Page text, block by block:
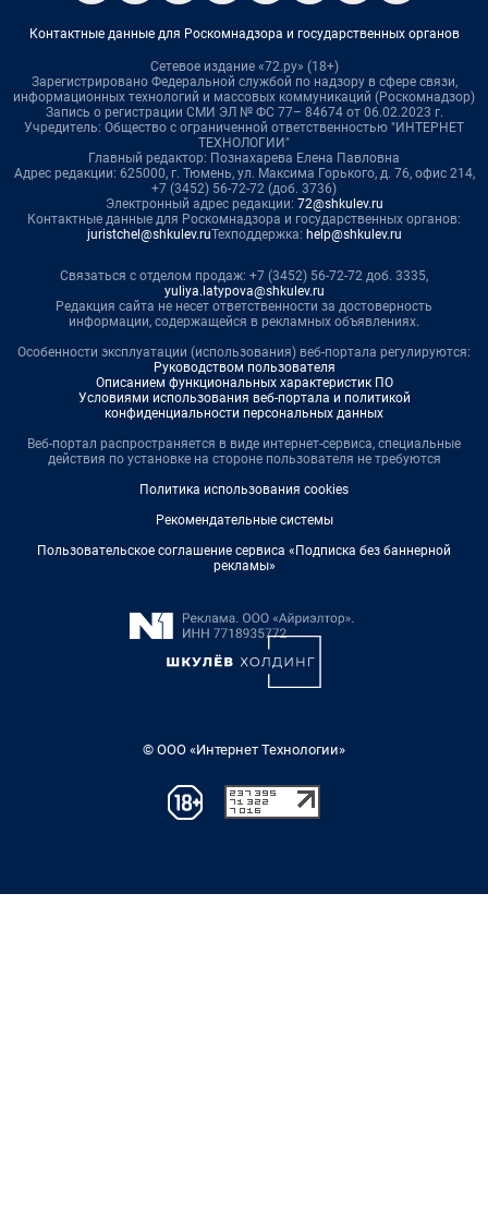
Контактные данные для Роскомнадзора и государственных органов
Сетевое издание «72.ру» (18+)
Зарегистрировано Федеральной службой по надзору в сфере связи,
информационных технологий и массовых коммуникаций (Роскомнадзор)
Запись о регистрации СМИ ЭЛ № ФС 77– 84674 от 06.02.2023 г.
Учредитель: Общество с ограниченной ответственностью "ИНТЕРНЕТ
ТЕХНОЛОГИИ"
Главный редактор: Познахарева Елена Павловна
Адрес редакции: 625000, г. Тюмень, ул. Максима Горького, д. 76, офис 214,
+7 (3452) 56-72-72 (доб. 3736)
Электронный адрес редакции: 72@shkulev.ru
Контактные данные для Роскомнадзора и государственных органов:
juristchel@shkulev.ruТехподдержка: help@shkulev.ru
Связаться с отделом продаж: +7 (3452) 56-72-72 доб. 3335,
yuliya.latypova@shkulev.ru
Редакция сайта не несет ответственности за достоверность
информации, содержащейся в рекламных объявлениях.
Особенности эксплуатации (использования) веб-портала регулируются:
Руководством пользователя
Описанием функциональных характеристик ПО
Условиями использования веб-портала и политикой
конфиденциальности персональных данных
Веб-портал распространяется в виде интернет-сервиса, специальные
действия по установке на стороне пользователя не требуются
Политика использования cookies
Рекомендательные системы
Пользовательское соглашение сервиса «Подписка без баннерной
рекламы»
© ООО «Интернет Технологии»